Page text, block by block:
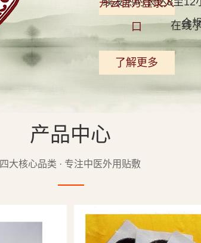
合
开云官方登录入
口
在线
了解更多
产品中心
四大核心品类 · 专注中医外用贴敷